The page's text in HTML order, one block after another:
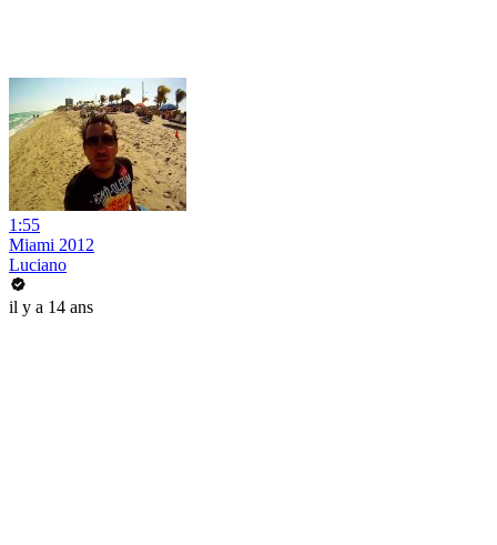
1:55
Miami 2012
Luciano
il y a 14 ans